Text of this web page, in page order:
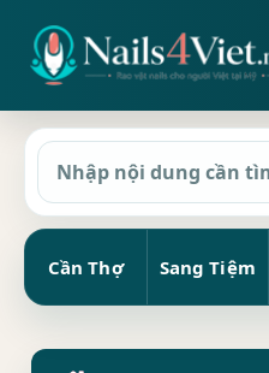
Cần Thợ Sang Tiệm